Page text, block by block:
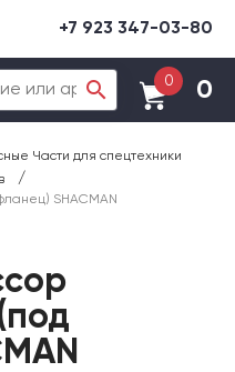
+7 923 347-03-80
0 0
Части для спецтехники
/
SHACMAN